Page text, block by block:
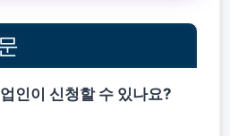
인이 신청할 수 있나요?